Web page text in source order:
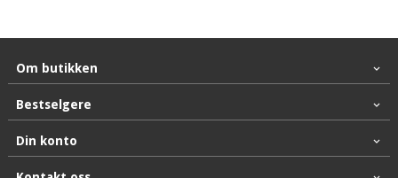
Om butikken
Bestselgere
Din konto